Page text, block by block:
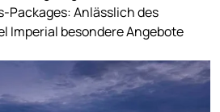
Anlässlich des
Imperial besondere Angebote